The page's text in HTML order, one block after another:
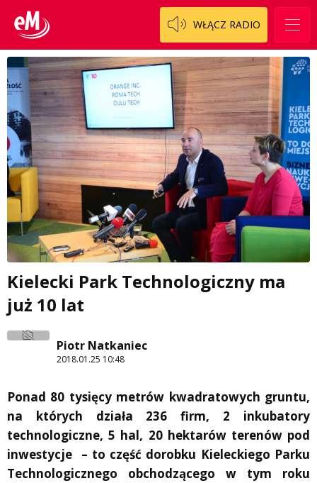
WŁĄCZ RADIO
Kielecki Park Technologiczny ma
już 10 lat
Piotr Natkaniec
2018.01.25 10:48
Ponad 80 tysięcy metrów kwadratowych gruntu,
na których działa 236 firm, 2 inkubatory
technologiczne, 5 hal, 20 hektarów terenów pod
inwestycje – to część dorobku Kieleckiego Parku
Technologicznego obchodzącego w tym roku